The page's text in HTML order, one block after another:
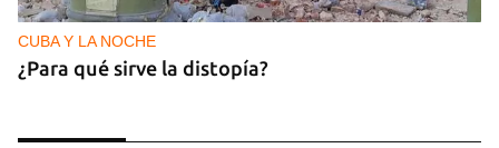
CUBA Y LA NOCHE
¿Para qué sirve la distopía?